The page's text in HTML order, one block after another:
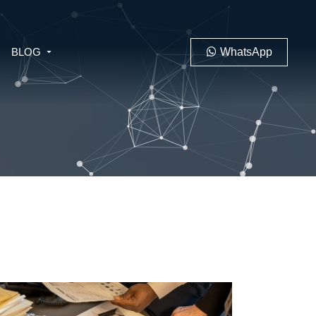
BLOG
PENAL
LABORAL
WhatsApp